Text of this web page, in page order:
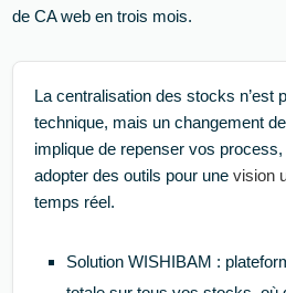
de CA web en trois mois.
La centralisation des stocks n’est
technique, mais un changement
implique de repenser vos
adopter des outils pour unevision
temps réel.
Solution WISHIBAM :